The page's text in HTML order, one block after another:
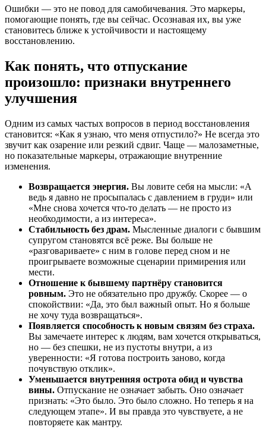
Ошибки — это не повод для самобичевания. Это маркеры,
помогающие понять, где вы сейчас. Осознавая их, вы уже
становитесь ближе к устойчивости и настоящему
восстановлению.
Как понять, что отпускание
произошло: признаки внутреннего
улучшения
Одним из самых частых вопросов в период восстановления
становится: «Как я узнаю, что меня отпустило?» Не всегда это
звучит как озарение или резкий сдвиг. Чаще — малозаметные,
но показательные маркеры, отражающие внутренние
изменения.
Возвращается энергия. Вы ловите себя на мысли: «А
ведь я давно не просыпалась с давлением в груди» или
«Мне снова хочется что-то делать — не просто из
необходимости, а из интереса».
Стабильность без драм. Мысленные диалоги с бывшим
супругом становятся всё реже. Вы больше не
«разговариваете» с ним в голове перед сном и не
проигрываете возможные сценарии примирения или
мести.
Отношение к бывшему партнёру становится
ровным. Это не обязательно про дружбу. Скорее — о
спокойствии: «Да, это был важный опыт. Но я больше
не хочу туда возвращаться».
Появляется способность к новым связям без страха.
Вы замечаете интерес к людям, вам хочется открываться,
но — без спешки, не из пустоты внутри, а из
уверенности: «Я готова построить заново, когда
почувствую отклик».
Уменьшается внутренняя острота обид и чувства
вины. Отпускание не означает забыть. Оно означает
признать: «Это было. Это было сложно. Но теперь я на
следующем этапе». И вы правда это чувствуете, а не
повторяете как мантру.